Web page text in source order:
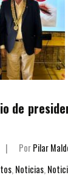
de
| PorPilar
, Noticias,